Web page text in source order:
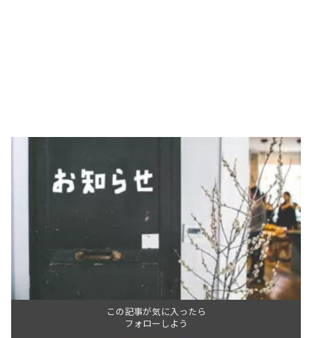
この記事が気に入ったら
フォローしよう